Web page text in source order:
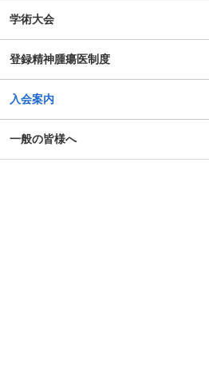
のための公開シンポジウム-開催のお知
がん患者の抱えるアピアランス問題へ
ための研修会（2025年度）
第14回日本がん相談研究会年次大会
学術大会
登録精神腫瘍医制度
入会案内
一般の皆様へ